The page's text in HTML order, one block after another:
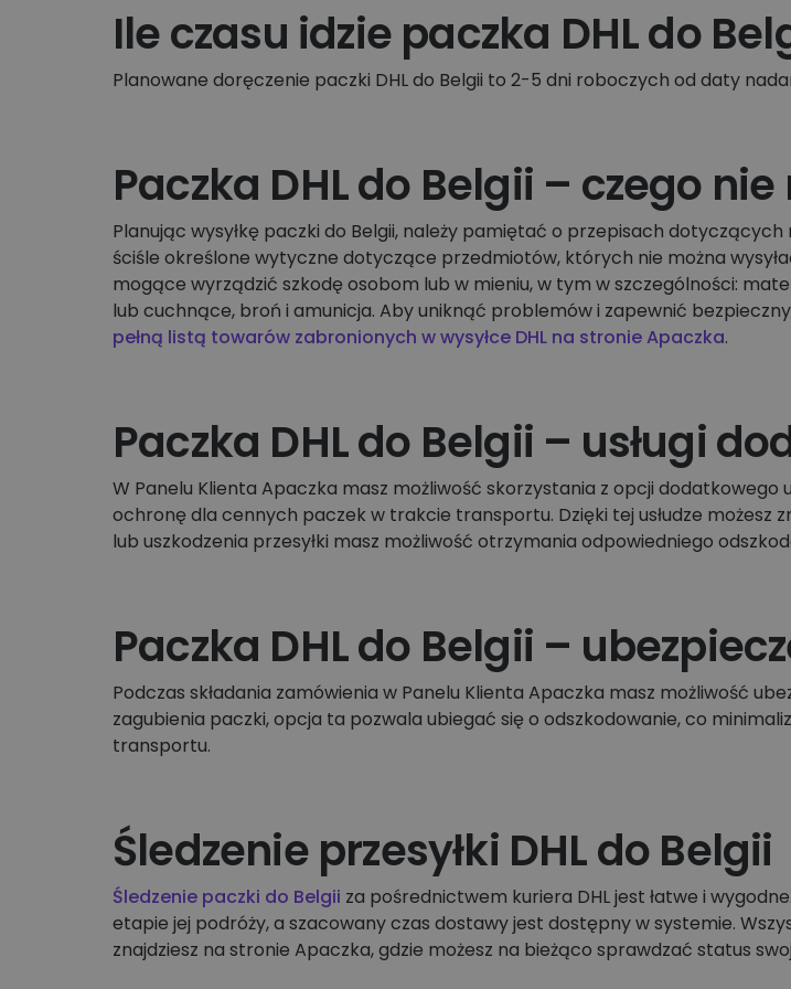
Ile czasu idzie paczka DHL do
Planowane doręczenie paczki DHL do Belgii to 2-5 dni roboczych od daty
Paczka DHL do Belgii – czego
Planując wysyłkę paczki do Belgii, należy pamiętać o przepisach
ściśle określone wytyczne dotyczące przedmiotów, których nie można
mogące wyrządzić szkodę osobom lub w mieniu, w tym w szczególności:
lub cuchnące, broń i amunicja. Aby uniknąć problemów i zapewnić
pełną listą towarów zabronionych w wysyłce DHL na stronie Apaczka.
Paczka DHL do Belgii – usługi
W Panelu Klienta Apaczka masz możliwość skorzystania z opcji
ochronę dla cennych paczek w trakcie transportu. Dzięki tej usłudze możesz
lub uszkodzenia przesyłki masz możliwość otrzymania odpowiedniego
Paczka DHL do Belgii –
Podczas składania zamówienia w Panelu Klienta Apaczka masz możliwość
zagubienia paczki, opcja ta pozwala ubiegać się o odszkodowanie, co
transportu.
Śledzenie przesyłki DHL do Belgii
Śledzenie paczki do Belgii za pośrednictwem kuriera DHL jest łatwe i
etapie jej podróży, a szacowany czas dostawy jest dostępny w systemie.
znajdziesz na stronie Apaczka, gdzie możesz na bieżąco sprawdzać status